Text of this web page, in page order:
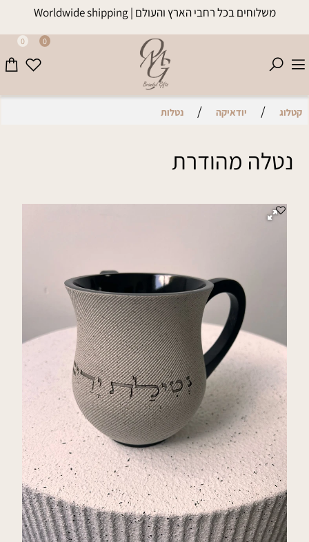
משלוחים בכל רחבי הארץ והעולם | Worldwide shipping
0 0
קטלוג / יודאיקה / נטלות
נטלה מהודרת